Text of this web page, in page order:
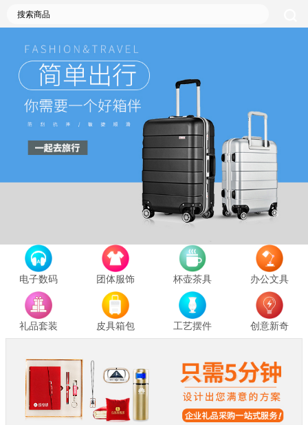
电子数码 团体服饰 杯壶茶具 办公文具
礼品套装 皮具箱包 工艺摆件 创意新奇